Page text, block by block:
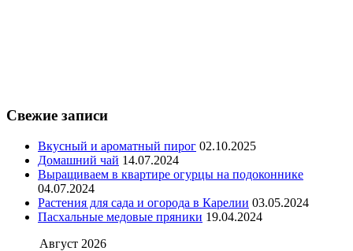
Свежие записи
Вкусный и ароматный пирог 02.10.2025
Домашний чай 14.07.2024
Выращиваем в квартире огурцы на подоконнике
04.07.2024
Растения для сада и огорода в Карелии 03.05.2024
Пасхальные медовые пряники 19.04.2024
Август 2026